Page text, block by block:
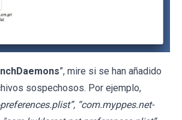
”, mire si se han añadido
sospechosos. Por ejemplo,
“com.myppes.net-